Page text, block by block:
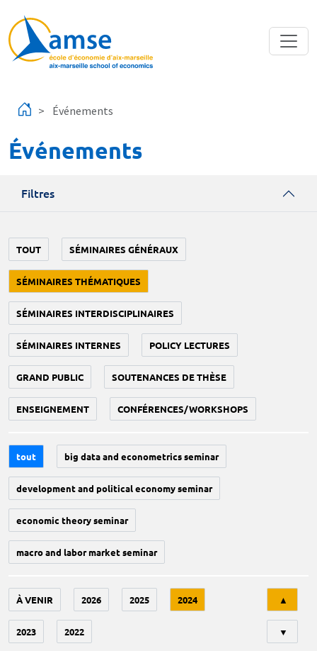
Événements
Événements
Filtres
TOUT SÉMINAIRES GÉNÉRAUX
SÉMINAIRES THÉMATIQUES
SÉMINAIRES INTERDISCIPLINAIRES
SÉMINAIRES INTERNES POLICY LECTURES
GRAND PUBLIC SOUTENANCES DE THÈSE
ENSEIGNEMENT CONFÉRENCES/WORKSHOPS
tout big data and econometrics seminar
development and political economy seminar
economic theory seminar
macro and labor market seminar
À VENIR 2026 2025 2024
2023 2022
▲
▼